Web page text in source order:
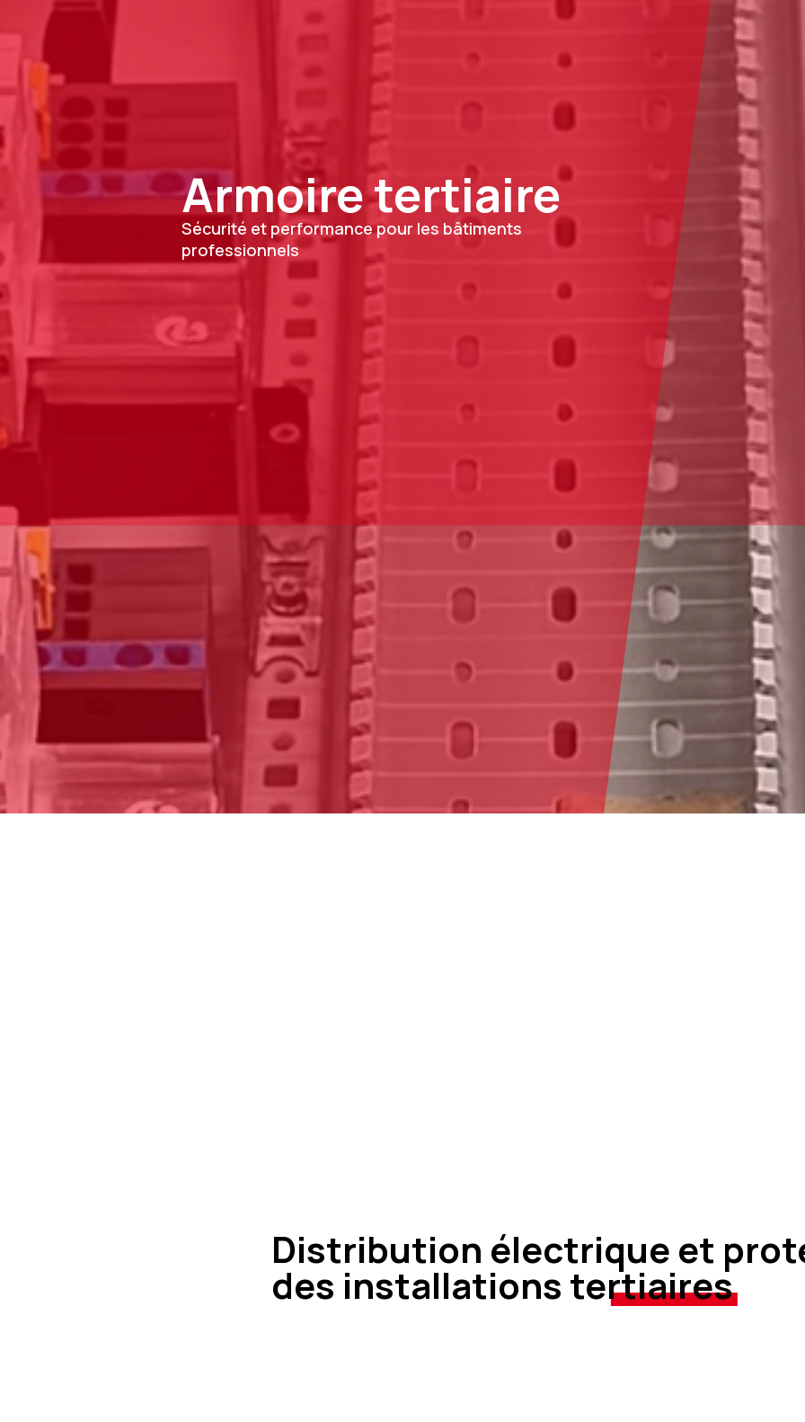
Armoire tertiaire
Sécurité et performance pour les bâtiments
professionnels
Distribution électrique et
des installations tertiaires